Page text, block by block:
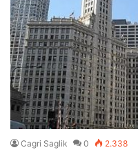
Cagri Saglik 0 2.338